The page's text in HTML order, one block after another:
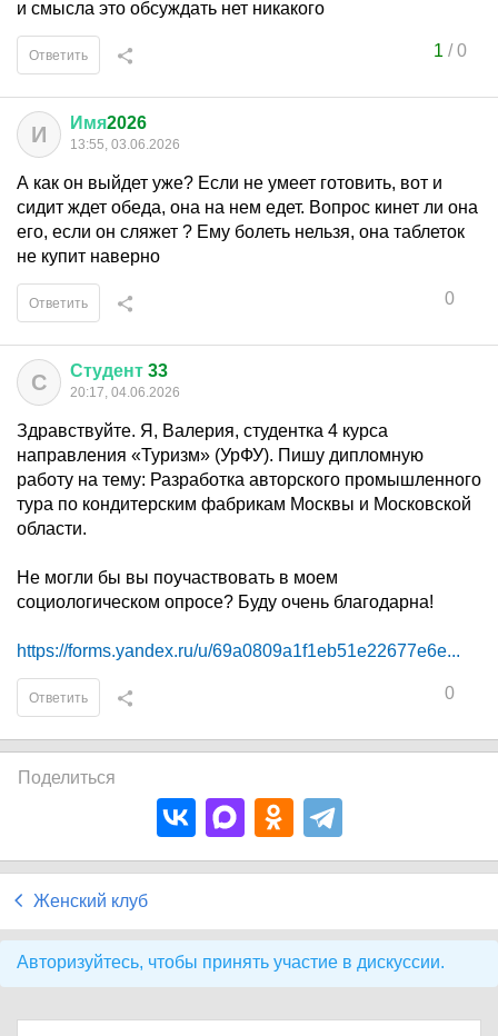
и смысла это обсуждать нет никакого
1 /0
Ответить
И Имя2026
13:55, 03.06.2026
А как он выйдет уже? Если не умеет готовить, вот и
сидит ждет обеда, она на нем едет. Вопрос кинет ли она
его, если он сляжет ? Ему болеть нельзя, она таблеток
не купит наверно
0
Ответить
С Студент 33
20:17, 04.06.2026
Здравствуйте. Я, Валерия, студентка 4 курса
направления «Туризм» (УрФУ). Пишу дипломную
работу на тему: Разработка авторского промышленного
тура по кондитерским фабрикам Москвы и Московской
области.
Не могли бы вы поучаствовать в моем
социологическом опросе? Буду очень благодарна!
https://forms.yandex.ru/u/69a0809a1f1eb51e22677e6e...
0
Ответить
Поделиться
Женский клуб
Авторизуйтесь, чтобы принять участие в дискуссии.